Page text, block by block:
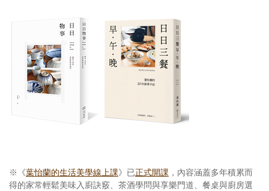
※《葉怡蘭的生活美學線上課》已正式開課 ，內容涵蓋多年積累而
得的家常輕鬆美味入廚訣竅、茶酒學問與享樂門道、餐桌與廚房選